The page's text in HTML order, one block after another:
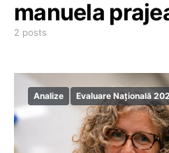
manuela
2 posts
Analize Evaluare Națională